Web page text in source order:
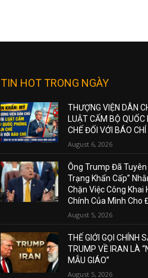
TIN HOT TRONG NGÀY
THƯỢNG VIỆN DÂN
LUẬT CẤM BỘ QUỐC
CHẾ ĐỐI VỚI BÁO CHÍ
August 6, 2026
Ông Trump Đã Tuyên
Trạng Khẩn Cấp”
Chặn Việc Công Khai
Chính Của Mình Cho
August 5, 2026
THẾ GIỚI GỌI CHÍNH
TRUMP VỀ IRAN LÀ
MẪU GIÁO”
August 5, 2026